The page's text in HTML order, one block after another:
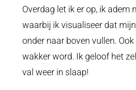
Overdag let ik er op, ik adem
waarbij ik visualiseer dat
onder naar boven vullen.
wakker word. Ik geloof het
val weer in slaap!